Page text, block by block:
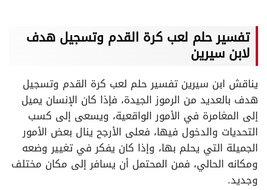
تفسير حلم لعب كرة القدم وتسجيل هدف
لابن سيرين
يناقش ابن سيرين تفسير حلم لعب كرة القدم وتسجيل
هدف بالعديد من الرموز الجيدة، فإذا كان الإنسان يميل
إلى المغامرة في الأمور الواقعية، ويسعى إلى كسب
التحديات والدخول فيها، فعلى الأرجح ينال بعض الأمور
الجميلة التي يحلم بها، وإذا كان يفكر في تغيير وضعه
ومكانه الحالي، فمن المحتمل أن يسافر إلى مكان مختلف
وجديد.